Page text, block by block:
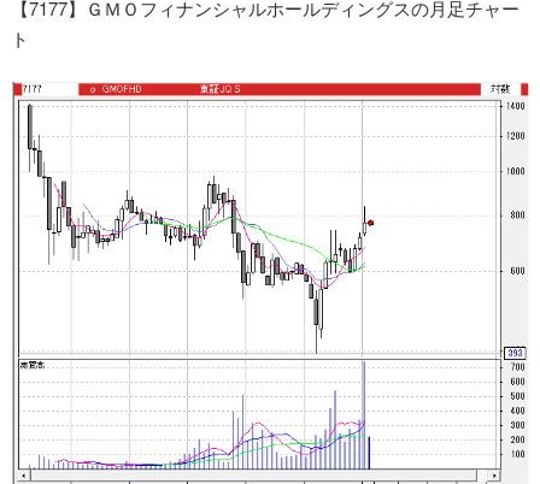
【7177】ＧＭＯフィナンシャルホールディングスの月足チャー
ト